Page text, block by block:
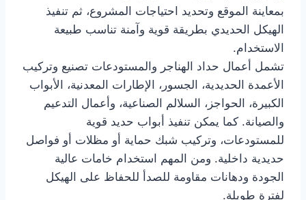
بمعاينة الموقع وتحديد احتياجات المشروع، ثم تنفيذ
الهيكل الحديدي بطريقة قوية وآمنة تناسب طبيعة
الاستخدام.
تشمل أعمال حداد الهناجر والمستودعات تصنيع وتركيب
الأعمدة الحديدية، الجسور، الإطارات المعدنية، الأبواب
الكبيرة، الحواجز، السلالم الصناعية، وأعمال التدعيم
والصيانة. كما يمكن تنفيذ أبواب حديد قوية
للمستودعات، وتركيب شبك حماية أو مظلات أو فواصل
حديدية داخلية. ومن المهم استخدام خامات عالية
الجودة ودهانات مقاومة للصدأ للحفاظ على الهيكل
لفترة طويلة.